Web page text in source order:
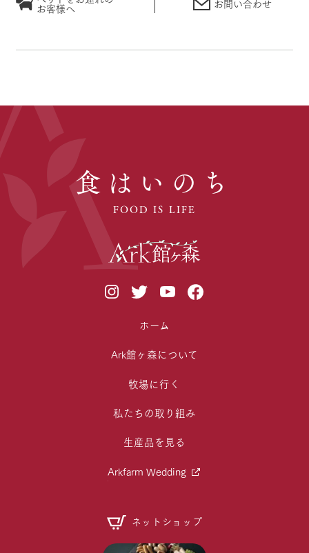
お客様へ お問い合わせ
食はいのち
FOOD IS LIFE
ホーム
Ark館ヶ森について
牧場に行く
私たちの取り組み
生産品を見る
Arkfarm Wedding
ネットショップ